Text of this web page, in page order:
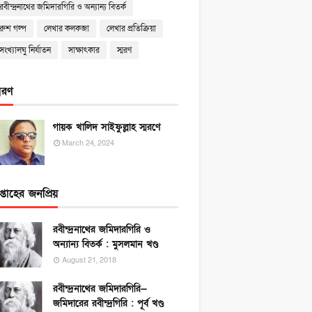
রবীন্দ্রনাথের জমিদারগিরি ও অন্যান্য বিতর্ক
রুশ গল্প
লেখার কলকব্জা
লেখার প্রতিক্রিয়া
সংখ্যালঘু নির্যাতন
সাক্ষাৎকার স্মরণ
গায়ক খালিদ সাইফুল্লাহ স্মরণে
March 24, 2024
জনপ্রিয়
রবীন্দ্রনাথের জমিদারগিরি ও
অন্যান্য বিতর্ক : মুসলমান খণ্ড
August 21, 2018
রবীন্দ্রনাথের জমিদারগিরি—
জমিদারের রবীন্দ্রগিরি : পূর্ব খণ্ড